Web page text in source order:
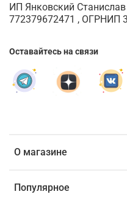
О магазине
Популярное
ИП Янковский
772379672471 , ОГРНИП
Оставайтесь на связи